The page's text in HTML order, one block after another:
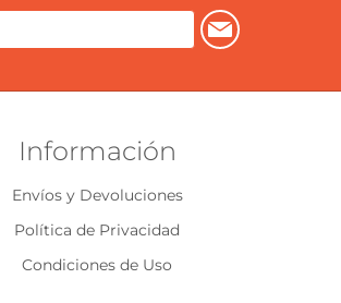
Información
Envíos y Devoluciones
Política de Privacidad
Condiciones de Uso